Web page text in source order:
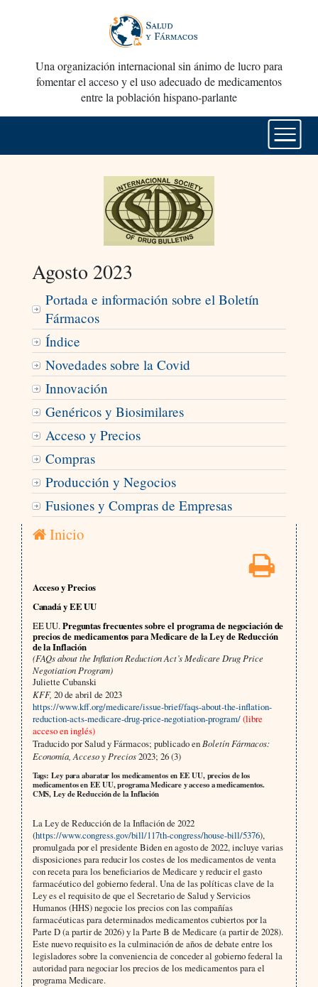
Una organización internacional sin ánimo de lucro para
fomentar el acceso y el uso adecuado de medicamentos
entre la población hispano-parlante
Agosto 2023
Portada e información sobre el Boletín
Fármacos
Índice
Novedades sobre la Covid
Innovación
Genéricos y Biosimilares
Acceso y Precios
Compras
Producción y Negocios
Fusiones y Compras de Empresas
Inicio
Acceso y Precios
Canadá y EE UU
EE UU.Preguntas frecuentes sobre el programa de negociación de
precios de medicamentos para Medicare de la Ley de Reducción
de la Inflación
(FAQs about the Inflation Reduction Act’s Medicare Drug Price
Negotiation Program)
Juliette Cubanski
KFF, 20 de abril de 2023
https://www.kff.org/medicare/issue-brief/faqs-about-the-inflation-
reduction-acts-medicare-drug-price-negotiation-program/(libre
acceso en inglés)
Traducido por Salud y Fármacos; publicado en Boletín Fármacos:
Economía, Acceso y Precios2023; 26 (3)
Tags: Ley para abaratar los medicamentos en EE UU, precios de los
medicamentos en EE UU, programa Medicare y acceso a medicamentos.
CMS, Ley de Reducción de la Inflación
La Ley de Reducción de la Inflación de 2022
(https://www.congress.gov/bill/117th-congress/house-bill/5376),
promulgada por el presidente Biden en agosto de 2022, incluye varias
disposiciones para reducir los costes de los medicamentos de venta
con receta para los beneficiarios de Medicare y reducir el gasto
farmacéutico del gobierno federal. Una de las políticas clave de la
Ley es el requisito de que el Secretario de Salud y Servicios
Humanos (HHS) negocie los precios con las compañías
farmacéuticas para determinados medicamentos cubiertos por la
Parte D (a partir de 2026) y la Parte B de Medicare (a partir de 2028).
Este nuevo requisito es la culminación de años de debate entre los
legisladores sobre la conveniencia de conceder al gobierno federal la
autoridad para negociar los precios de los medicamentos para el
programa Medicare.